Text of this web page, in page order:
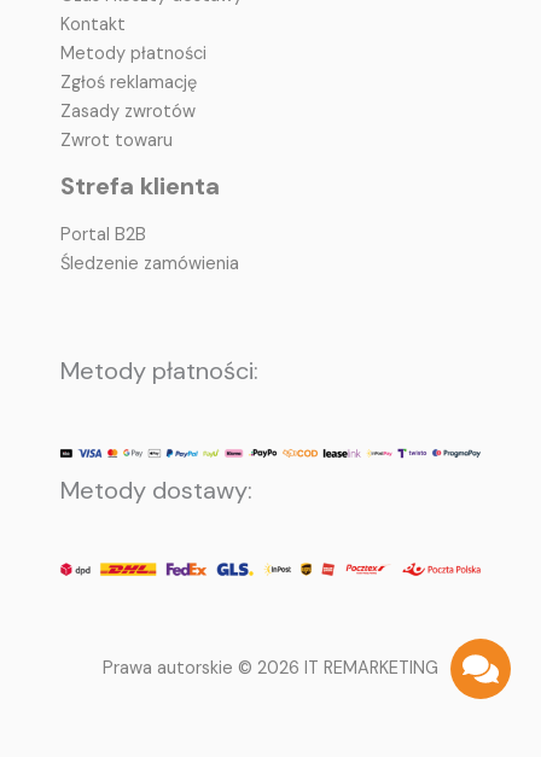
Kontakt
Metody płatności
Zgłoś reklamację
Zasady zwrotów
Zwrot towaru
Strefa klienta
Portal B2B
Śledzenie zamówienia
Metody płatności:
Metody dostawy:
Prawa autorskie © 2026 IT REMARKETING